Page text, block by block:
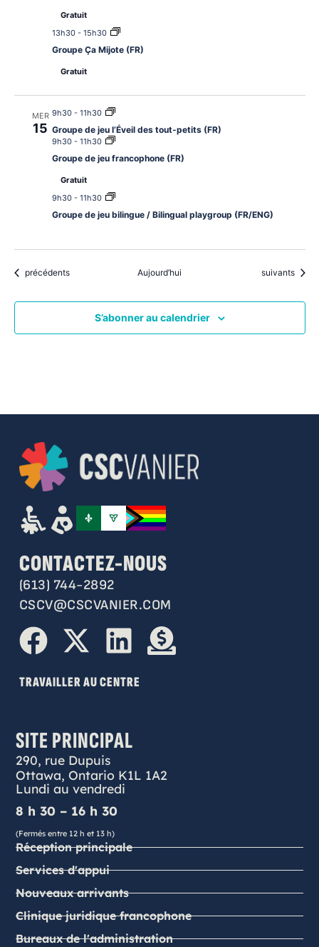
Gratuit
13h30- 15h30
Groupe Ça Mijote (FR)
Gratuit
MER
15
9h30- 11h30
Groupe de jeu l’Éveil des tout-petits (FR)
9h30- 11h30
Groupe de jeu francophone (FR)
Gratuit
9h30- 11h30
Groupe de jeu bilingue / Bilingual playgroup (FR/ENG)
Évènements
précédents Aujourd’hui Évènements
suivants
S’abonner au calendrier
CONTACTEZ-NOUS
(613) 744-2892
CSCV@CSCVANIER.COM
TRAVAILLER AU CENTRE
SITE PRINCIPAL
290, rue Dupuis
Ottawa, Ontario K1L 1A2
Lundi au vendredi
8 h 30 – 16 h 30
(Fermés entre 12 h et 13 h)
Réception principale
Services d'appui
Nouveaux arrivants
Clinique juridique francophone
Bureaux de l'administration